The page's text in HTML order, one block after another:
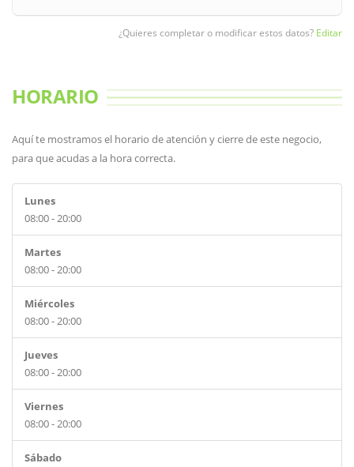
¿Quieres completar o modificar estos datos? Editar
HORARIO
Aquí te mostramos el horario de atención y cierre de este negocio,
para que acudas a la hora correcta.
Lunes
08:00 - 20:00
Martes
08:00 - 20:00
Miércoles
08:00 - 20:00
Jueves
08:00 - 20:00
Viernes
08:00 - 20:00
Sábado